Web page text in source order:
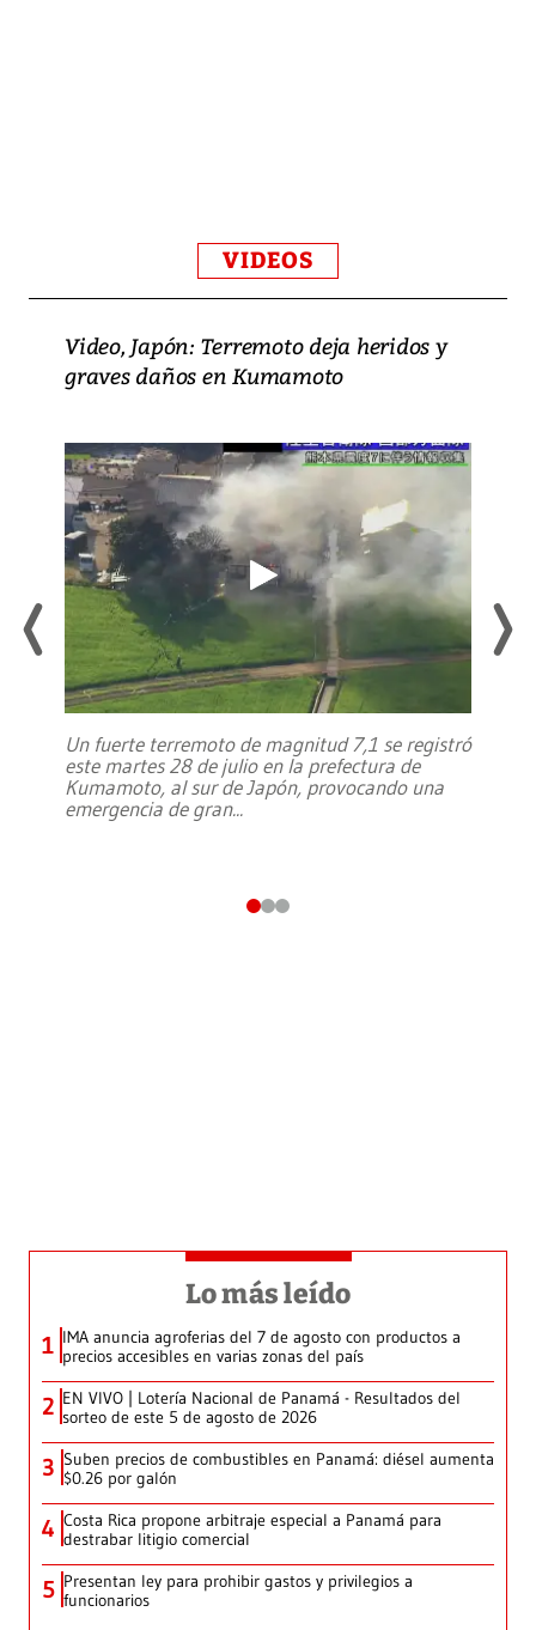
VIDEOS
Video, Japón: Terremoto deja heridos y
graves daños en Kumamoto
Un fuerte terremoto de magnitud 7,1 se registró
este martes 28 de julio en la prefectura de
Kumamoto, al sur de Japón, provocando una
emergencia de gran...
Lo más leído
1 IMA anuncia agroferias del 7 de agosto con productos a
precios accesibles en varias zonas del país
2 EN VIVO | Lotería Nacional de Panamá - Resultados del
sorteo de este 5 de agosto de 2026
3 Suben precios de combustibles en Panamá: diésel aumenta
$0.26 por galón
4 Costa Rica propone arbitraje especial a Panamá para
destrabar litigio comercial
5 Presentan ley para prohibir gastos y privilegios a
funcionarios